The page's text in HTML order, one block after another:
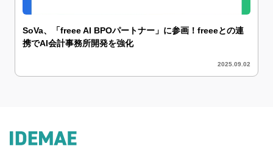
SoVa、「freee AI BPOパートナー」に参画！freeeとの連
携でAI会計事務所開発を強化
2025.09.02